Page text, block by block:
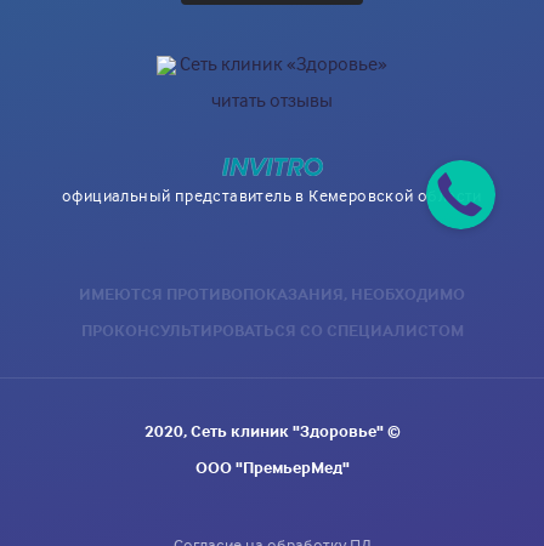
Сеть клиник «Здоровье»
читать отзывы
официальный представитель в Кемеровской области
ИМЕЮТСЯ ПРОТИВОПОКАЗАНИЯ, НЕОБХОДИМО
ПРОКОНСУЛЬТИРОВАТЬСЯ СО СПЕЦИАЛИСТОМ
2020, Сеть клиник "Здоровье" ©
ООО "ПремьерМед"